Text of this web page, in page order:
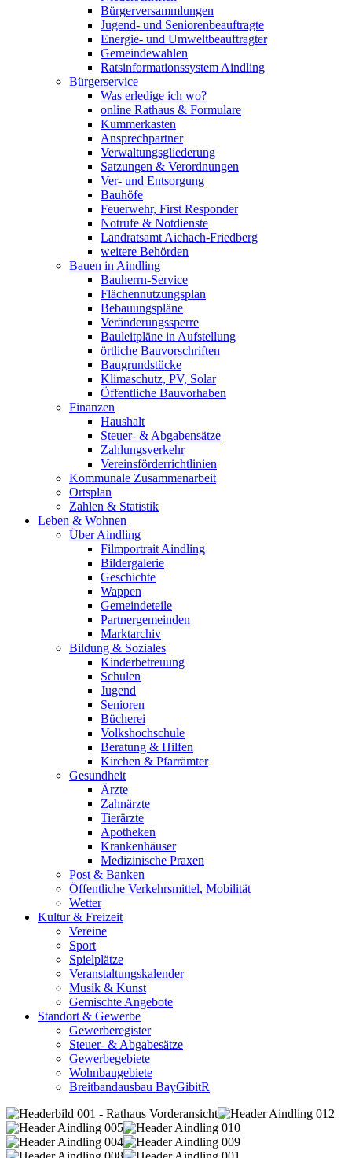
Bürgerversammlungen
Jugend- und Seniorenbeauftragte
Energie- und Umweltbeauftragter
Gemeindewahlen
Ratsinformationssystem Aindling
Bürgerservice
Was erledige ich wo?
online Rathaus & Formulare
Kummerkasten
Ansprechpartner
Verwaltungsgliederung
Satzungen & Verordnungen
Ver- und Entsorgung
Bauhöfe
Feuerwehr, First Responder
Notrufe & Notdienste
Landratsamt Aichach-Friedberg
weitere Behörden
Bauen in Aindling
Bauherrn-Service
Flächennutzungsplan
Bebauungspläne
Veränderungssperre
Bauleitpläne in Aufstellung
örtliche Bauvorschriften
Baugrundstücke
Klimaschutz, PV, Solar
Öffentliche Bauvorhaben
Finanzen
Haushalt
Steuer- & Abgabensätze
Zahlungsverkehr
Vereinsförderrichtlinien
Kommunale Zusammenarbeit
Ortsplan
Zahlen & Statistik
Leben & Wohnen
Über Aindling
Filmportrait Aindling
Bildergalerie
Geschichte
Wappen
Gemeindeteile
Partnergemeinden
Marktarchiv
Bildung & Soziales
Kinderbetreuung
Schulen
Jugend
Senioren
Bücherei
Volkshochschule
Beratung & Hilfen
Kirchen & Pfarrämter
Gesundheit
Ärzte
Zahnärzte
Tierärzte
Apotheken
Krankenhäuser
Medizinische Praxen
Post & Banken
Öffentliche Verkehrsmittel, Mobilität
Wetter
Kultur & Freizeit
Vereine
Sport
Spielplätze
Veranstaltungskalender
Musik & Kunst
Gemischte Angebote
Standort & Gewerbe
Gewerberegister
Steuer- & Abgabesätze
Gewerbegebiete
Wohnbaugebiete
Breitbandausbau BayGibitR